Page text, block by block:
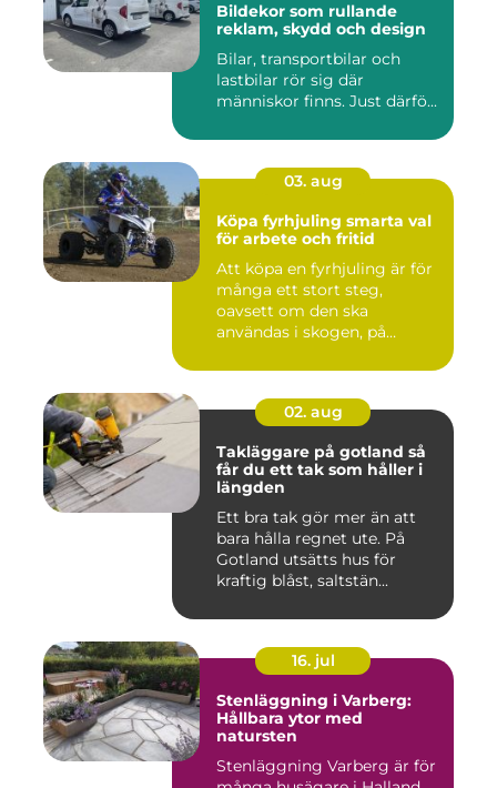
Bildekor som rullande
reklam, skydd och design
Bilar, transportbilar och
lastbilar rör sig där
människor finns. Just därfö...
03. aug
Köpa fyrhjuling smarta val
för arbete och fritid
Att köpa en fyrhjuling är för
många ett stort steg,
oavsett om den ska
användas i skogen, på
02. aug
Takläggare på gotland så
får du ett tak som håller i
längden
Ett bra tak gör mer än att
bara hålla regnet ute. På
Gotland utsätts hus för
kraftig blåst, saltstän...
16. jul
Stenläggning i Varberg:
Hållbara ytor med
natursten
Stenläggning Varberg är för